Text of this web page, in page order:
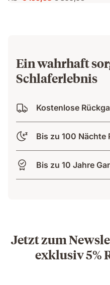
anpassbar
Preis
Ursprünglicher
Ein wahrhaft
Schlaferlebnis
Kostenlose
Bis zu 100 Nächte
Bis zu 10 Jahre
Jetzt zum
exklusiv 5%